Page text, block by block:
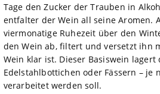
Tage den Zucker der Trauben in
entfalter der Wein all seine Aromen.
viermonatige Ruhezeit über den
den Wein ab, filtert und versetzt ihn
Wein klar ist. Dieser Basiswein lagert
Edelstahlbottichen oder Fässern – je
verarbeitet werden soll.